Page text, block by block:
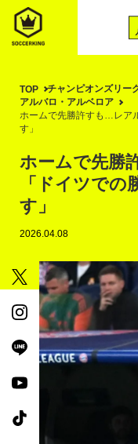
TOP チャンピオンズリー
アルバロ・アルベロア
ホームで先勝許すも…レア
す」
ホームで先勝
「ドイツでの
す」
2026.04.08